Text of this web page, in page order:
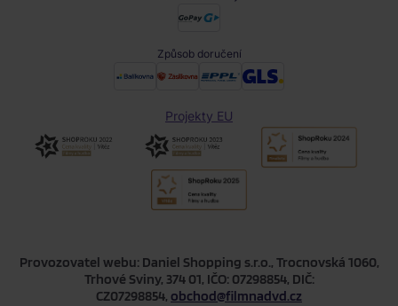
Způsob doručení
Projekty EU
Provozovatel webu: Daniel Shopping s.r.o., Trocnovská 1060,
Trhové Sviny, 374 01, IČO: 07298854, DIČ:
CZ07298854, obchod@filmnadvd.cz